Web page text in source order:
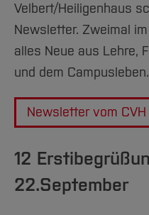
Velbert/Heiligenhaus
Newsletter. Zweimal
alles Neue aus Lehre,
und dem
Newsletter vom
12
22.September